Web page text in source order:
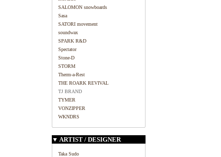
SALOMON snowboards
Sasa
SATORI movement
soundwax
SPARK R&D
Spectator
Stone-D
STORM
Therm-a-Rest
THE ROARK REVIVAL
TJ BRAND
TYMER
VONZIPPER
WKNDRS
▼ ARTIST / DESIGNER
Taka Sudo